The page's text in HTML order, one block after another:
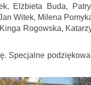
Elżbieta Buda,
Witek, Milena
Rogowska,
Specjalne